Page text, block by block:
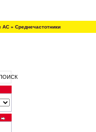
АС » Среднечастотники